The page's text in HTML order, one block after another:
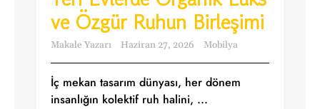
ve Özgür Ruhun Birleşimi
Makale Yazarı Haziran 27, 2026 Mobilya
İç mekan tasarım dünyası, her dönem
insanlığın kolektif ruh halini, ...